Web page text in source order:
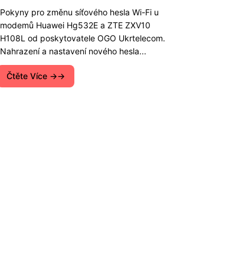
Pokyny pro změnu síťového hesla Wi-Fi u
modemů Huawei Hg532E a ZTE ZXV10
H108L od poskytovatele OGO Ukrtelecom.
Nahrazení a nastavení nového hesla...
Čtěte Více →